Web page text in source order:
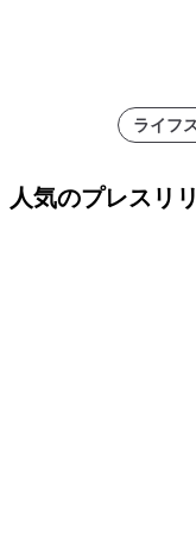
ライフ
人気のプレスリ